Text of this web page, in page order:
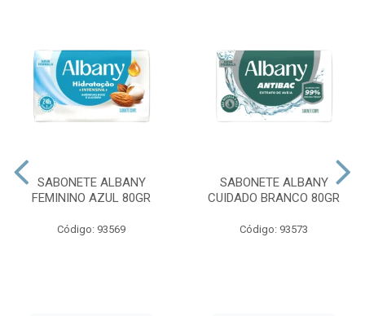
SABONETE ALBANY
FEMININO AZUL 80GR
Código: 93569
SABONETE ALBANY
CUIDADO BRANCO 80GR
Código: 93573